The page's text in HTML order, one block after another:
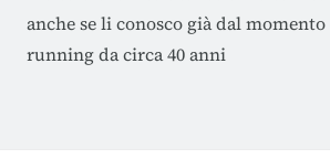
anche se li conosco già dal
running da circa 40 anni